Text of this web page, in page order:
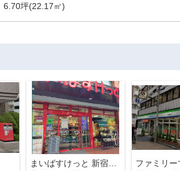
6.70坪(22.17㎡)
まいばすけっと 新宿富久町店